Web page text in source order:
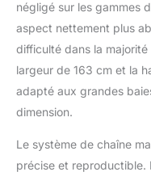
négligé sur les gammes
aspect nettement plus
difficulté dans la
largeur de 163 cm et la
adapté aux grandes
dimension.
Le système de chaîne
précise et reproductible.